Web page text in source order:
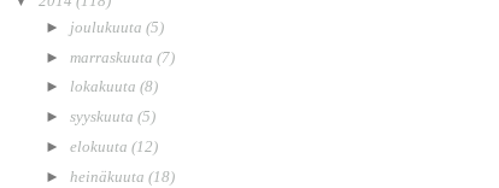
► joulukuuta (5)
► marraskuuta (7)
► lokakuuta (8)
► syyskuuta (5)
► elokuuta (12)
► heinäkuuta (18)